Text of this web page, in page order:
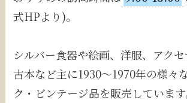
式HPより)。
シルバー食器や絵画、洋服、アクセ
古本など主に1930〜1970年の様々
ク・ビンテージ品を販売しています